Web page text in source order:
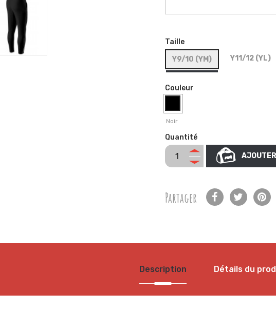
Taille
Y9/10 (YM)
Y11/12 (YL)
Couleur
Noir
Quantité
Partager
Description Détails du